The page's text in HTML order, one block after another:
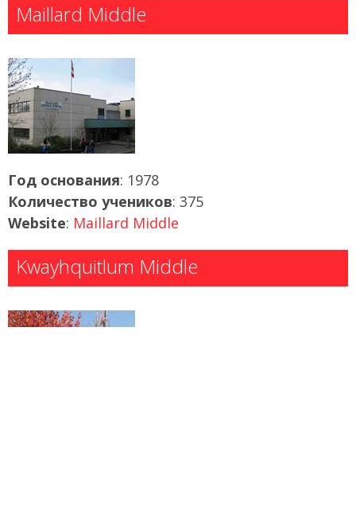
Maillard Middle
Год основания: 1978
Количество учеников: 375
Website: Maillard Middle
Kwayhquitlum Middle